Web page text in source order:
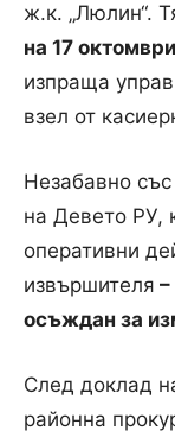
ж.к. „Люлин“.
на 17 октомври
изпраща
взел от
Незабавно
на Девето РУ,
оперативни
извършителя
осъждан за
След доклад
районна